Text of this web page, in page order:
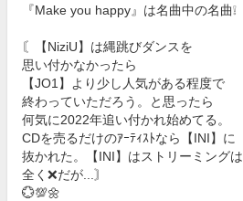
『Make you happy』は名曲中の名曲❕
〘【NiziU】は縄跳びダンスを
思い付かなかったら
【JO1】より少し人気がある程度で
終わっていただろう。と思ったら
何気に2022年追い付かれ始めてる。
CDを売るだけのｱｰﾃｨｽﾄなら【INI】に
抜かれた。【INI】はストリーミングは
全く❌だが...〙
💮💯🌼